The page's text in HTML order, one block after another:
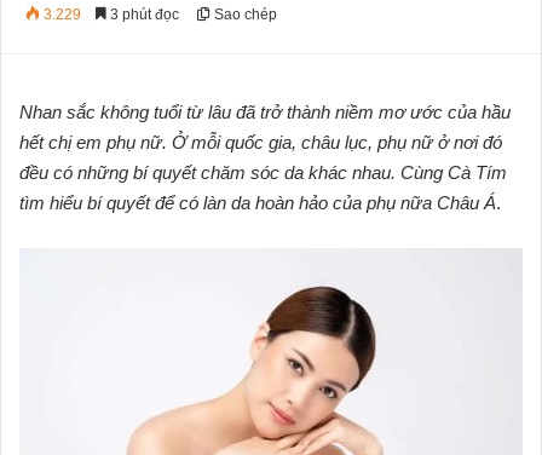
3.229 3 phút đọc Sao chép
Nhan sắc không tuổi từ lâu đã trở thành niềm mơ ước của hầu
hết chị em phụ nữ. Ở mỗi quốc gia, châu lục, phụ nữ ở nơi đó
đều có những bí quyết chăm sóc da khác nhau. Cùng Cà Tím
tìm hiểu bí quyết để có làn da hoàn hảo của phụ nữa Châu Á.